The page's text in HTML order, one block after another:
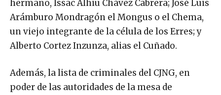
hermano, Issac Alhiu Chávez Cabrera; José Luis
Arámburo Mondragón el Mongus o el Chema,
un viejo integrante de la célula de los Erres; y
Alberto Cortez Inzunza, alias el Cuñado.
Además, la lista de criminales del CJNG, en
poder de las autoridades de la mesa de